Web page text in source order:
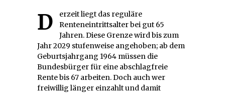
Derzeit liegt das reguläre
Renteneintrittsalter bei gut 65
Jahren. Diese Grenze wird bis zum
Jahr 2029 stufenweise angehoben; ab dem
Geburtsjahrgang 1964 müssen die
Bundesbürger für eine abschlagfreie
Rente bis 67 arbeiten. Doch auch wer
freiwillig länger einzahlt und damit